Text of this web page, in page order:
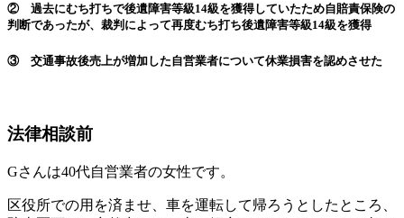
② 過去にむち打ちで後遺障害等級14級を獲得していたため自賠責保険の
判断であったが、裁判によって再度むち打ち後遺障害等級14級を獲得
③ 交通事故後売上が増加した自営業者について休業損害を認めさせた
法律相談前
Gさんは40代自営業者の女性です。
区役所での用を済ませ、車を運転して帰ろうとしたところ、